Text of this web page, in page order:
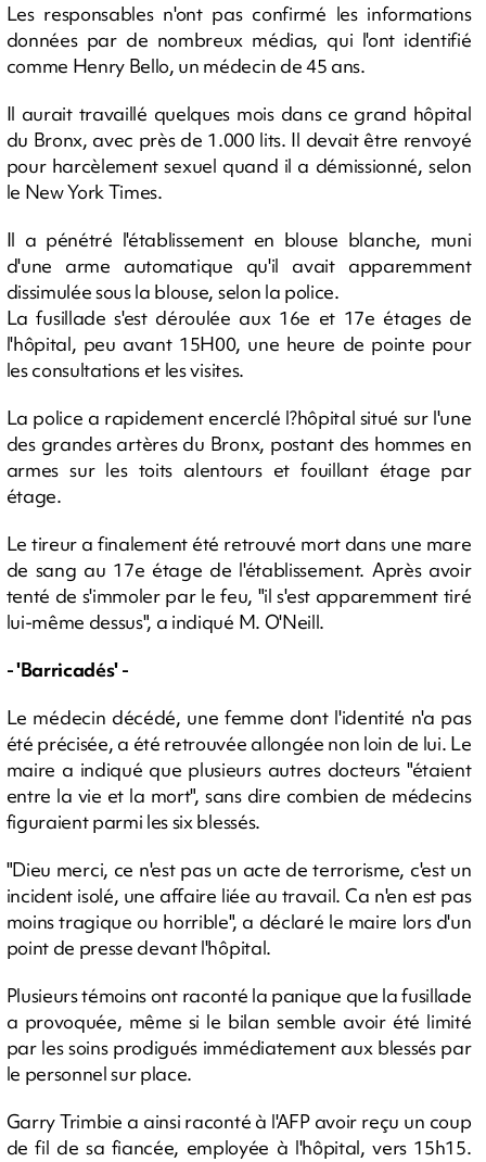
Les responsables n'ont pas confirmé les informations
données par de nombreux médias, qui l'ont identifié
comme Henry Bello, un médecin de 45 ans.
Il aurait travaillé quelques mois dans ce grand hôpital
du Bronx, avec près de 1.000 lits. Il devait être renvoyé
pour harcèlement sexuel quand il a démissionné, selon
le New York Times.
Il a pénétré l'établissement en blouse blanche, muni
d'une arme automatique qu'il avait apparemment
dissimulée sous la blouse, selon la police.
La fusillade s'est déroulée aux 16e et 17e étages de
l'hôpital, peu avant 15H00, une heure de pointe pour
les consultations et les visites.
La police a rapidement encerclé l?hôpital situé sur l'une
des grandes artères du Bronx, postant des hommes en
armes sur les toits alentours et fouillant étage par
étage.
Le tireur a finalement été retrouvé mort dans une mare
de sang au 17e étage de l'établissement. Après avoir
tenté de s'immoler par le feu, "il s'est apparemment tiré
lui-même dessus", a indiqué M. O'Neill.
- 'Barricadés' -
Le médecin décédé, une femme dont l'identité n'a pas
été précisée, a été retrouvée allongée non loin de lui. Le
maire a indiqué que plusieurs autres docteurs "étaient
entre la vie et la mort", sans dire combien de médecins
figuraient parmi les six blessés.
"Dieu merci, ce n'est pas un acte de terrorisme, c'est un
incident isolé, une affaire liée au travail. Ca n'en est pas
moins tragique ou horrible", a déclaré le maire lors d'un
point de presse devant l'hôpital.
Plusieurs témoins ont raconté la panique que la fusillade
a provoquée, même si le bilan semble avoir été limité
par les soins prodigués immédiatement aux blessés par
le personnel sur place.
Garry Trimbie a ainsi raconté à l'AFP avoir reçu un coup
de fil de sa fiancée, employée à l'hôpital, vers 15h15.